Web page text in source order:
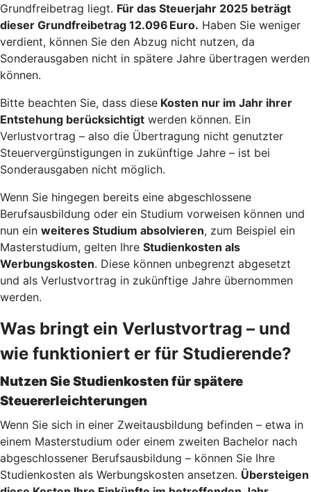
Grundfreibetrag liegt. Für das Steuerjahr 2025 beträgt
dieser Grundfreibetrag 12.096 Euro. Haben Sie weniger
verdient, können Sie den Abzug nicht nutzen, da
Sonderausgaben nicht in spätere Jahre übertragen werden
können.
Bitte beachten Sie, dass diese Kosten nur im Jahr ihrer
Entstehung berücksichtigt werden können. Ein
Verlustvortrag – also die Übertragung nicht genutzter
Steuervergünstigungen in zukünftige Jahre – ist bei
Sonderausgaben nicht möglich.
Wenn Sie hingegen bereits eine abgeschlossene
Berufsausbildung oder ein Studium vorweisen können und
nun ein weiteres Studium absolvieren, zum Beispiel ein
Masterstudium, gelten Ihre Studienkosten als
Werbungskosten. Diese können unbegrenzt abgesetzt
und als Verlustvortrag in zukünftige Jahre übernommen
werden.
Was bringt ein Verlustvortrag – und
wie funktioniert er für Studierende?
Nutzen Sie Studienkosten für spätere
Steuererleichterungen
Wenn Sie sich in einer Zweitausbildung befinden – etwa in
einem Masterstudium oder einem zweiten Bachelor nach
abgeschlossener Berufsausbildung – können Sie Ihre
Studienkosten als Werbungskosten ansetzen. Übersteigen